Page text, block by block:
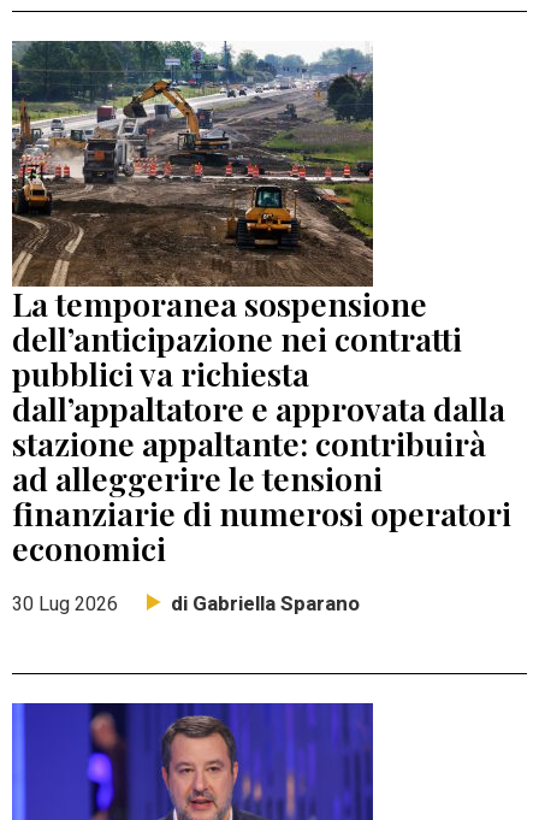
La temporanea sospensione
dell’anticipazione nei contratti
pubblici va richiesta
dall’appaltatore e approvata dalla
stazione appaltante: contribuirà
ad alleggerire le tensioni
finanziarie di numerosi operatori
economici
30 Lug 2026 di Gabriella Sparano